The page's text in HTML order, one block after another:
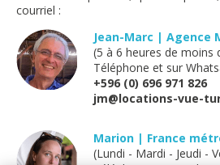
courriel :
Jean-Marc | Agence
(5 à 6 heures de moins
Téléphone et sur
+596 (0) 696 971 826
jm@locations-vue-
Marion | France
(Lundi - Mardi - Jeudi -